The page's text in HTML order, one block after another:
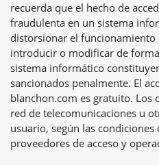
recuerda que el hecho de
fraudulenta en un sistema
distorsionar el funcionamiento
introducir o modificar de
sistema informático
sancionados penalmente. El
blanchon.com es gratuito. Los
red de telecomunicaciones u
usuario, según las condiciones
proveedores de acceso y